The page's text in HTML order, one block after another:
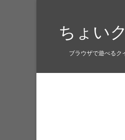
ちょい
ブラウザで遊べるク